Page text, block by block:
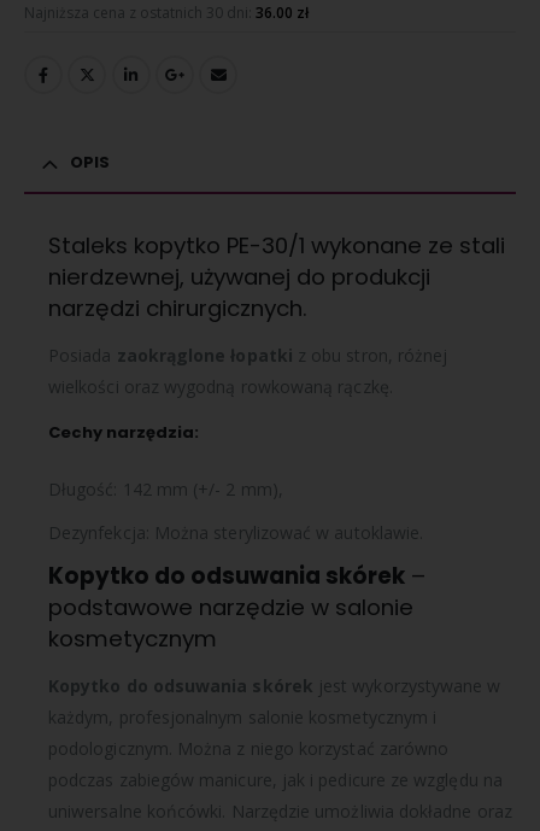
Najniższa cena z ostatnich 30 dni: 36.00 zł
OPIS
Staleks kopytko PE-30/1 wykonane ze stali
nierdzewnej, używanej do produkcji
narzędzi chirurgicznych.
Posiada zaokrąglone łopatki z obu stron, różnej
wielkości oraz wygodną rowkowaną rączkę.
Cechy narzędzia:
Długość: 142 mm (+/- 2 mm),
Dezynfekcja: Można sterylizować w autoklawie.
Kopytko do odsuwania skórek –
podstawowe narzędzie w salonie
kosmetycznym
Kopytko do odsuwania skórek jest wykorzystywane w
każdym, profesjonalnym salonie kosmetycznym i
podologicznym. Można z niego korzystać zarówno
podczas zabiegów manicure, jak i pedicure ze względu na
uniwersalne końcówki. Narzędzie umożliwia dokładne oraz